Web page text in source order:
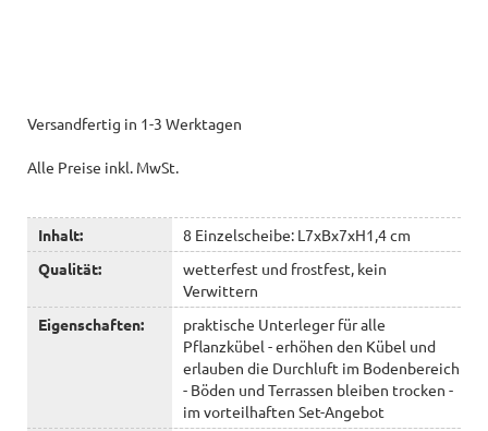
Versandfertig in 1-3 Werktagen
Alle Preise inkl. MwSt.
Inhalt:
8 Einzelscheibe: L7xBx7xH1,4 cm
Qualität:
wetterfest und frostfest, kein
Verwittern
Eigenschaften:
praktische Unterleger für alle
Pflanzkübel - erhöhen den Kübel und
erlauben die Durchluft im Bodenbereich
- Böden und Terrassen bleiben trocken -
im vorteilhaften Set-Angebot